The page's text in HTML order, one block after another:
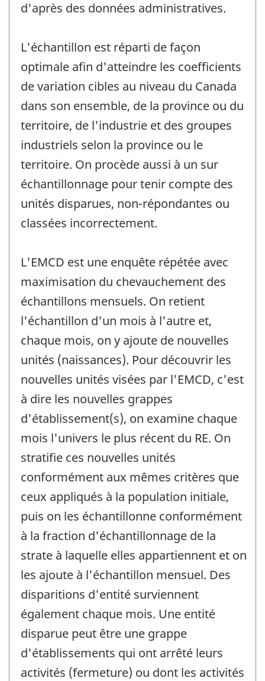
d'après des données administratives.
L'échantillon est réparti de façon
optimale afin d'atteindre les coefficients
de variation cibles au niveau du Canada
dans son ensemble, de la province ou du
territoire, de l'industrie et des groupes
industriels selon la province ou le
territoire. On procède aussi à un sur
échantillonnage pour tenir compte des
unités disparues, non-répondantes ou
classées incorrectement.
L'EMCD est une enquête répétée avec
maximisation du chevauchement des
échantillons mensuels. On retient
l'échantillon d'un mois à l'autre et,
chaque mois, on y ajoute de nouvelles
unités (naissances). Pour découvrir les
nouvelles unités visées par l'EMCD, c'est
à dire les nouvelles grappes
d'établissement(s), on examine chaque
mois l'univers le plus récent du RE. On
stratifie ces nouvelles unités
conformément aux mêmes critères que
ceux appliqués à la population initiale,
puis on les échantillonne conformément
à la fraction d'échantillonnage de la
strate à laquelle elles appartiennent et on
les ajoute à l'échantillon mensuel. Des
disparitions d'entité surviennent
également chaque mois. Une entité
disparue peut être une grappe
d'établissements qui ont arrêté leurs
activités (fermeture) ou dont les activités